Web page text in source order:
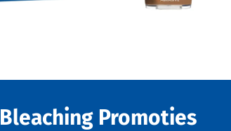
Bleaching Promoties